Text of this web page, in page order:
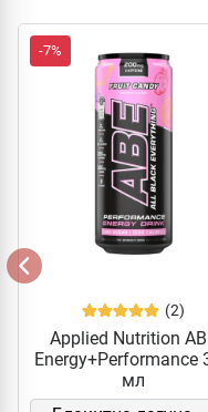
-7%
(2)
Applied Nutrition
Energy+Performance
мл